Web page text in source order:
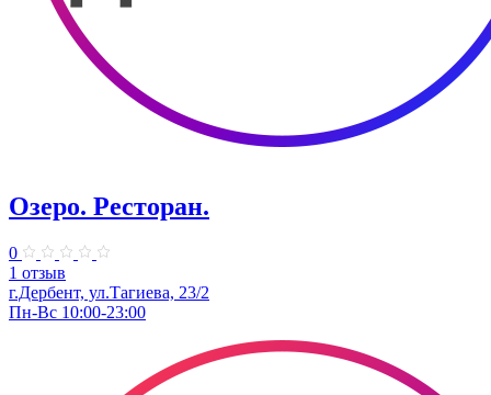
Озеро. Ресторан.
0
1 отзыв
г.Дербент, ул.Тагиева, 23/2
Пн-Вс 10:00-23:00